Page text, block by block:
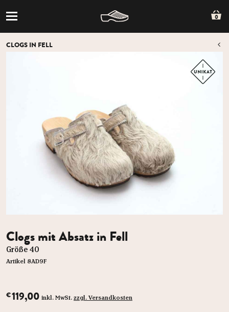
0
CLOGS IN FELL
Clogs mit Absatz in Fell
Größe 40
Artikel 8AD9F
€119,00 inkl. MwSt. zzgl. Versandkosten